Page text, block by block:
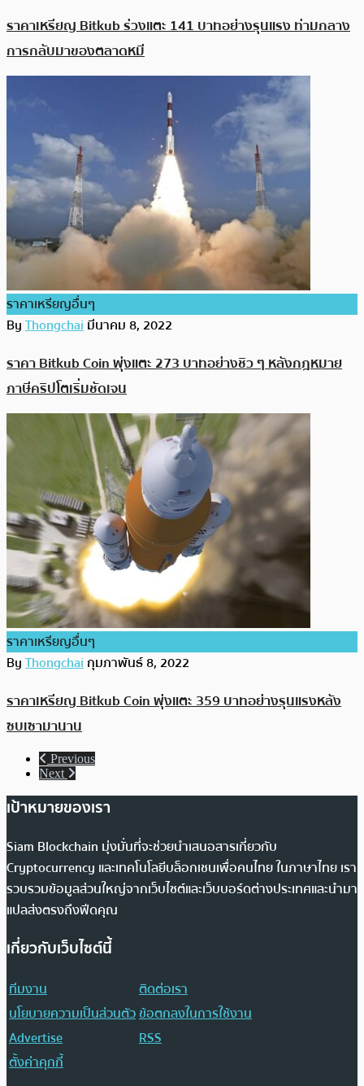
ราคาเหรียญ Bitkub ร่วงแตะ 141 บาทอย่างรุนแรง ท่ามกลาง
การกลับมาของตลาดหมี
ราคาเหรียญอื่นๆ
ByThongchaiมีนาคม 8, 2022
ราคา Bitkub Coin พุ่งแตะ 273 บาทอย่างชิว ๆ หลังกฎหมาย
ภาษีคริปโตเริ่มชัดเจน
ราคาเหรียญอื่นๆ
ByThongchaiกุมภาพันธ์ 8, 2022
ราคาเหรียญ Bitkub Coin พุ่งแตะ 359 บาทอย่างรุนแรงหลัง
ซบเซามานาน
Previous
Next
เป้าหมายของเรา
Siam Blockchain มุ่งมั่นที่จะช่วยนำเสนอสารเกี่ยวกับ
Cryptocurrency และเทคโนโลยีบล็อกเชนเพื่อคนไทย ในภาษาไทย เรา
รวบรวมข้อมูลส่วนใหญ่จากเว็บไซต์และเว็บบอร์ดต่างประเทศและนำมา
แปลส่งตรงถึงฟีดคุณ
เกี่ยวกับเว็บไซต์นี้
ทีมงาน
ติดต่อเรา
นโยบายความเป็นส่วนตัวข้อตกลงในการใช้งาน
Advertise
RSS
ตั้งค่าคุกกี้